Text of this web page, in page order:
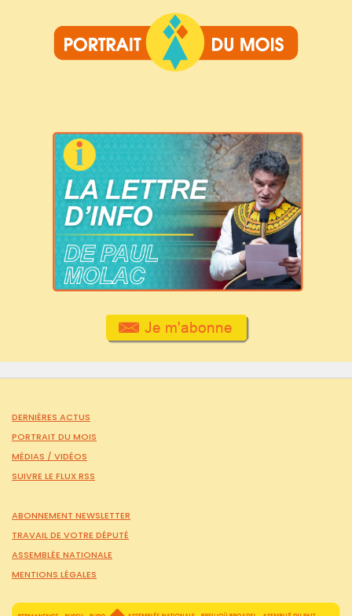
DERNIÈRES ACTUS
PORTRAIT DU MOIS
MÉDIAS / VIDÉOS
SUIVRE LE FLUX RSS
ABONNEMENT NEWSLETTER
TRAVAIL DE VOTRE DÉPUTÉ
ASSEMBLÉE NATIONALE
MENTIONS LÉGALES